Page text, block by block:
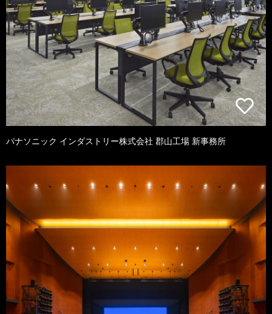
パナソニック インダストリー株式会社 郡山工場 新事務所